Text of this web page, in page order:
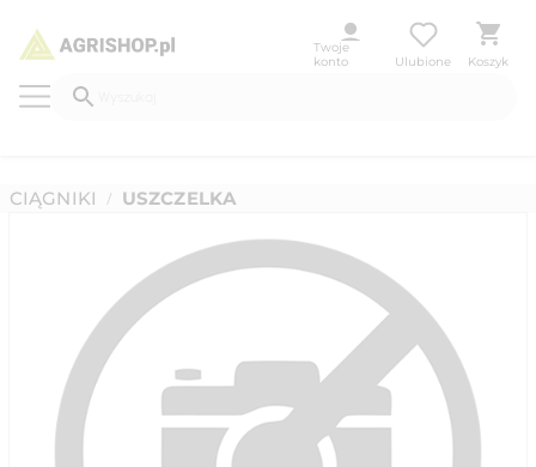
Twoje
konto
Ulubione Koszyk
CIĄGNIKI / USZCZELKA